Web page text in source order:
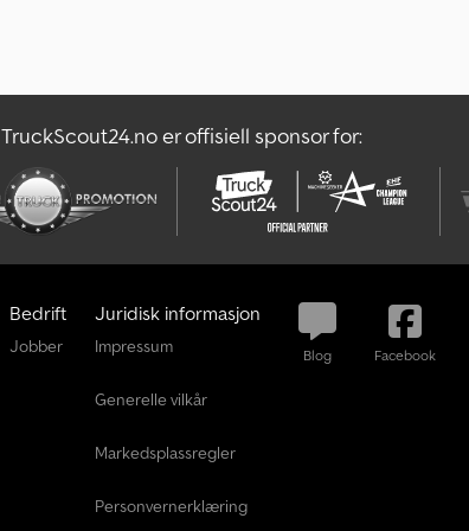
n
o
s
TruckScout24.no er offisiell sponsor for:
Bedrift
Jobber
Juridisk informasjon
Impressum
Generelle vilkår
Markedsplassregler
Personvernerklæring
Blog Facebook